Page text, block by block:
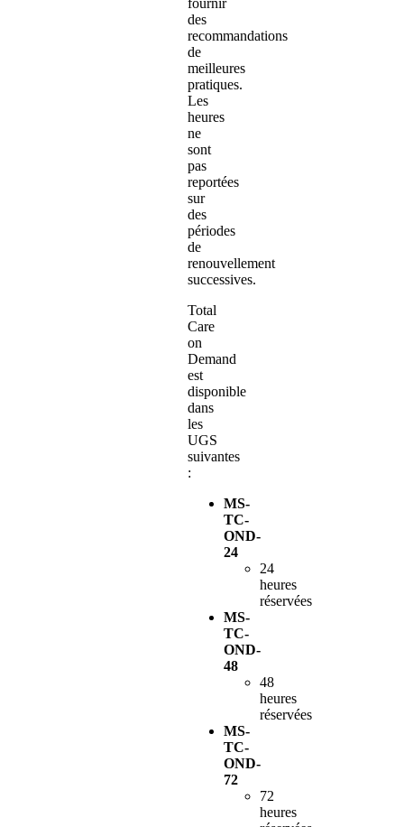
des
recommandations
de
meilleures
pratiques.
Les
heures
ne
sont
pas
reportées
sur
des
périodes
de
renouvellement
successives.
Total
Care
on
Demand
est
disponible
dans
les
UGS
suivantes
:
MS-
TC-
OND-
24
24
heures
réservées
MS-
TC-
OND-
48
48
heures
réservées
MS-
TC-
OND-
72
72
heures